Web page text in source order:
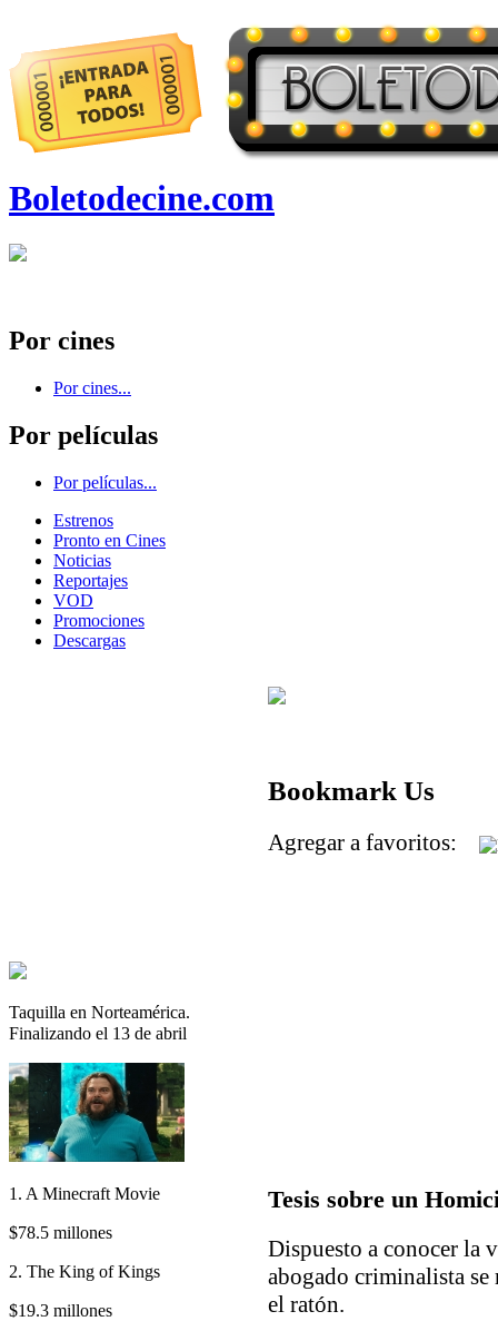
Boletodecine.com
Por cines
Por cines...
Por películas
Por películas...
Estrenos
Pronto en Cines
Noticias
Reportajes
VOD
Promociones
Descargas
Taquilla en Norteamérica.
Finalizando el 13 de abril
1. A Minecraft Movie
$78.5 millones
2. The King of Kings
$19.3 millones
Bookmark Us
Agregar a favoritos:
Tesis sobre un
Dispuesto a conocer la
abogado criminalista
el ratón.